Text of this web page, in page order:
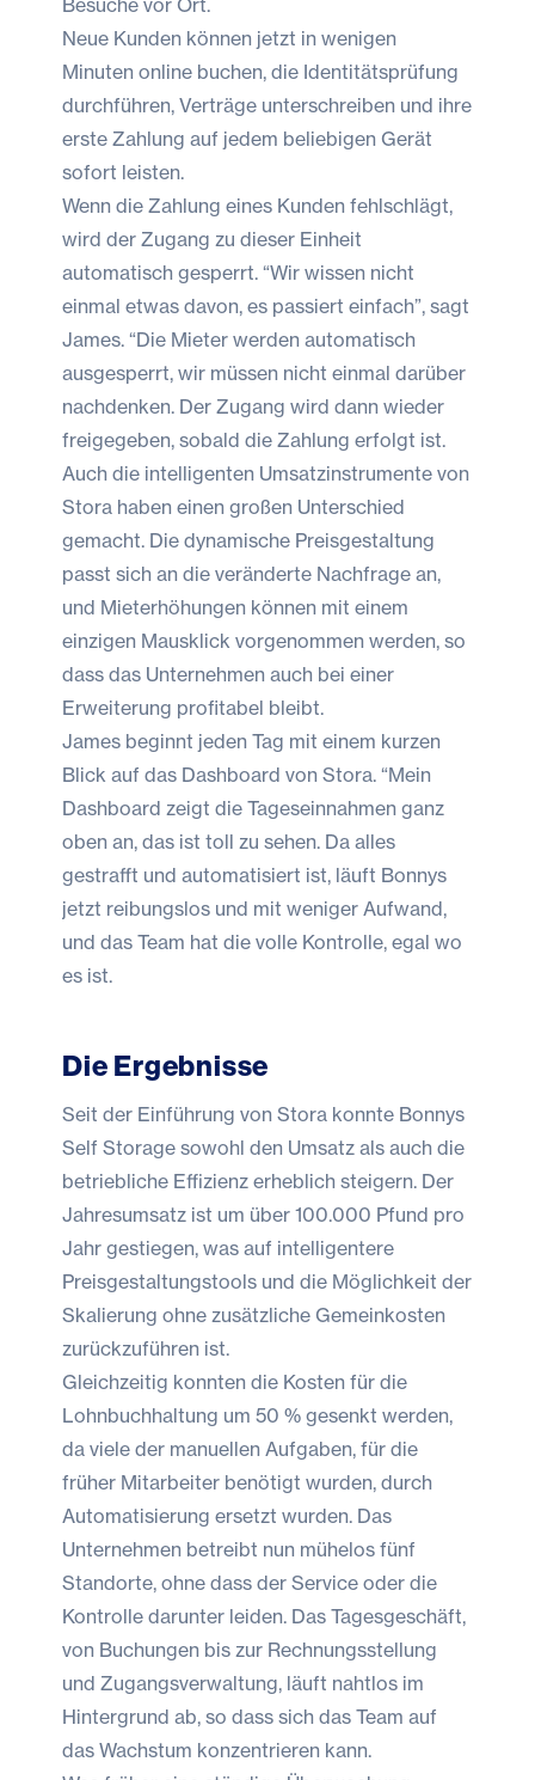
Neue Kunden können jetzt in wenigen
Minuten online buchen, die Identitätsprüfung
durchführen, Verträge unterschreiben und ihre
erste Zahlung auf jedem beliebigen Gerät
sofort leisten.
Wenn die Zahlung eines Kunden fehlschlägt,
wird der Zugang zu dieser Einheit
automatisch gesperrt. “Wir wissen nicht
einmal etwas davon, es passiert einfach”, sagt
James. “Die Mieter werden automatisch
ausgesperrt, wir müssen nicht einmal darüber
nachdenken. Der Zugang wird dann wieder
freigegeben, sobald die Zahlung erfolgt ist.
Auch die intelligenten Umsatzinstrumente von
Stora haben einen großen Unterschied
gemacht. Die dynamische Preisgestaltung
passt sich an die veränderte Nachfrage an,
und Mieterhöhungen können mit einem
einzigen Mausklick vorgenommen werden, so
dass das Unternehmen auch bei einer
Erweiterung profitabel bleibt.
James beginnt jeden Tag mit einem kurzen
Blick auf das Dashboard von Stora. “Mein
Dashboard zeigt die Tageseinnahmen ganz
oben an, das ist toll zu sehen. Da alles
gestrafft und automatisiert ist, läuft Bonnys
jetzt reibungslos und mit weniger Aufwand,
und das Team hat die volle Kontrolle, egal wo
es ist.
Die Ergebnisse
Seit der Einführung von Stora konnte Bonnys
Self Storage sowohl den Umsatz als auch die
betriebliche Effizienz erheblich steigern. Der
Jahresumsatz ist um über 100.000 Pfund pro
Jahr gestiegen, was auf intelligentere
Preisgestaltungstools und die Möglichkeit der
Skalierung ohne zusätzliche Gemeinkosten
zurückzuführen ist.
Gleichzeitig konnten die Kosten für die
Lohnbuchhaltung um 50 % gesenkt werden,
da viele der manuellen Aufgaben, für die
früher Mitarbeiter benötigt wurden, durch
Automatisierung ersetzt wurden. Das
Unternehmen betreibt nun mühelos fünf
Standorte, ohne dass der Service oder die
Kontrolle darunter leiden. Das Tagesgeschäft,
von Buchungen bis zur Rechnungsstellung
und Zugangsverwaltung, läuft nahtlos im
Hintergrund ab, so dass sich das Team auf
das Wachstum konzentrieren kann.